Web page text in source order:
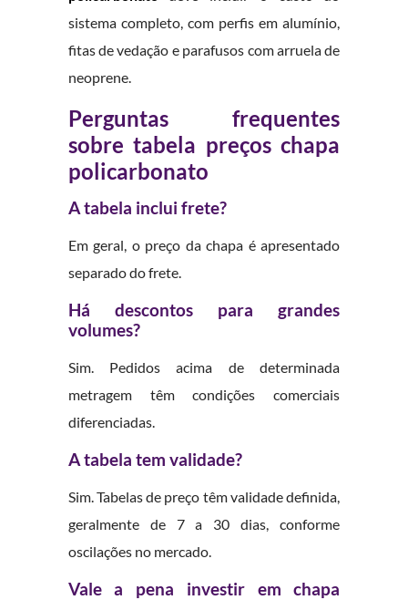
sistema completo, com perfis em alumínio,
fitas de vedação e parafusos com arruela de
neoprene.
Perguntas frequentes
sobre tabela preços chapa
policarbonato
A tabela inclui frete?
Em geral, o preço da chapa é apresentado
separado do frete.
Há descontos para grandes
volumes?
Sim. Pedidos acima de determinada
metragem têm condições comerciais
diferenciadas.
A tabela tem validade?
Sim. Tabelas de preço têm validade definida,
geralmente de 7 a 30 dias, conforme
oscilações no mercado.
Vale a pena investir em chapa